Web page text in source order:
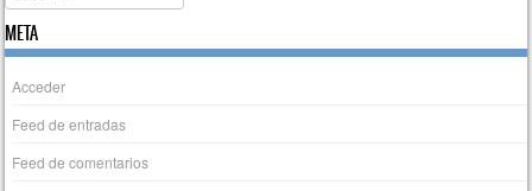
META
Acceder
Feed de entradas
Feed de comentarios